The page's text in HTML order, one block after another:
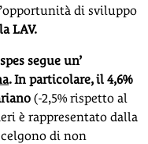
di sviluppo
la LAV.
segue un’
. In particolare, il 4,6%
(-2,5% rispetto al
è rappresentato dalla
di non